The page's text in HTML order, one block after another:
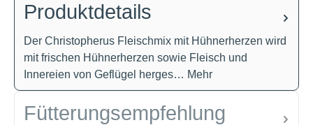
Produktdetails
Der Christopherus Fleischmix mit Hühnerherzen wird
mit frischen Hühnerherzen sowie Fleisch und
Innereien von Geflügel herges… Mehr
Fütterungsempfehlung